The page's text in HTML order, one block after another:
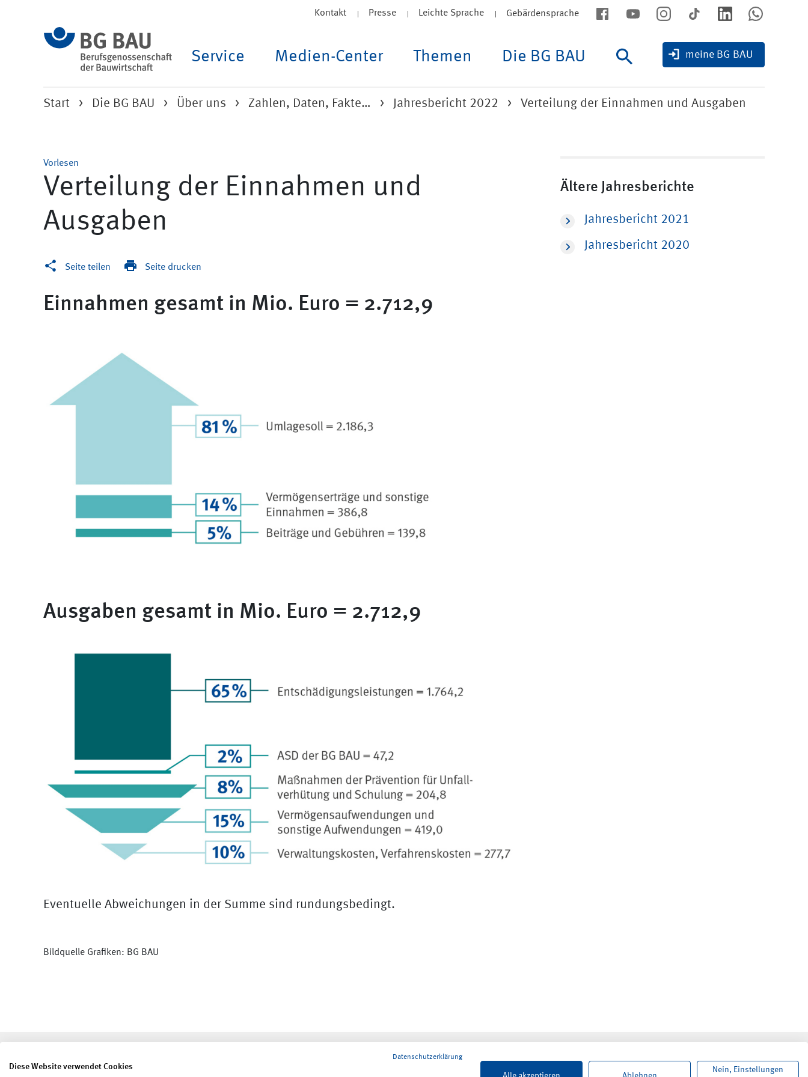
Kontakt Presse Leichte Sprache Gebärdensprache
Service Medien-Center Themen Die BG BAU Suche meine BG BAU
Start Die BG BAU Über uns Zahlen, Daten, Fakte… Jahresbericht 2022 Verteilung der Einnahmen und Ausgaben
Vorlesen
Verteilung der Einnahmen und
Ausgaben
Seite teilen Seite drucken
Einnahmen gesamt in Mio. Euro = 2.712,9
Ausgaben gesamt in Mio. Euro = 2.712,9
Eventuelle Abweichungen in der Summe sind rundungsbedingt.
Bildquelle Grafiken: BG BAU
Ältere Jahresberichte
Jahresbericht 2021
Jahresbericht 2020
Datenschutzerklärung
Diese Website verwendet Cookies Nein, Einstellungen